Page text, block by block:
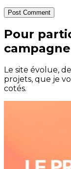
Post Comment
Pour
Le site évolue,
projets, que je
cotés.